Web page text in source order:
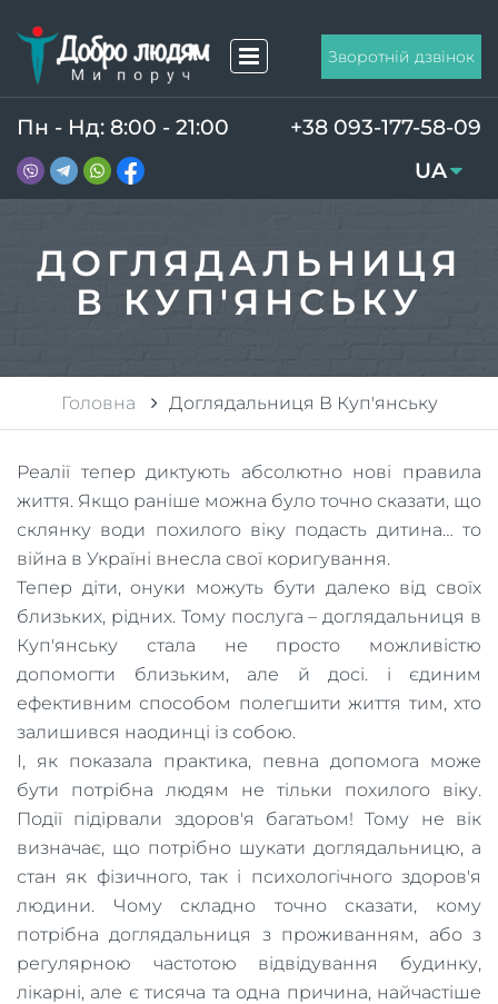
Зворотній дзвінок
Пн - Нд: 8:00 - 21:00
+38 093-177-58-09
UA
RU
ДОГЛЯДАЛЬНИЦЯ
В КУП'ЯНСЬКУ
Головна Доглядальниця В Куп'янську
Реалії тепер диктують абсолютно нові правила
життя. Якщо раніше можна було точно сказати, що
склянку води похилого віку подасть дитина… то
війна в Україні внесла свої коригування.
Тепер діти, онуки можуть бути далеко від своїх
близьких, рідних. Тому послуга – доглядальниця в
Куп'янську стала не просто можливістю
допомогти близьким, але й досі. і єдиним
ефективним способом полегшити життя тим, хто
залишився наодинці із собою.
І, як показала практика, певна допомога може
бути потрібна людям не тільки похилого віку.
Події підірвали здоров'я багатьом! Тому не вік
визначає, що потрібно шукати доглядальницю, а
стан як фізичного, так і психологічного здоров'я
людини. Чому складно точно сказати, кому
потрібна доглядальниця з проживанням, або з
регулярною частотою відвідування будинку,
лікарні, але є тисяча та одна причина, найчастіше